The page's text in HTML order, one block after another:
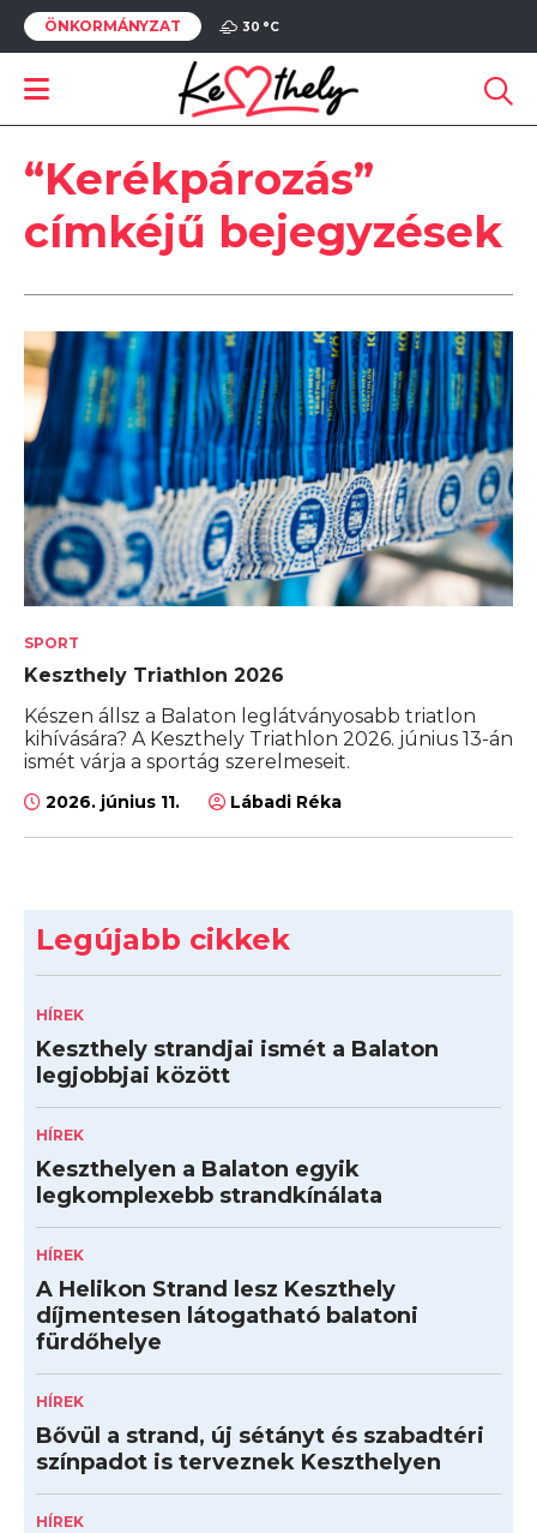
ÖNKORMÁNYZAT 30 °C
“Kerékpározás”
címkéjű bejegyzések
SPORT
Keszthely Triathlon 2026
Készen állsz a Balaton leglátványosabb triatlon
kihívására? A Keszthely Triathlon 2026. június 13-án
ismét várja a sportág szerelmeseit.
2026. június 11. Lábadi Réka
Legújabb cikkek
HÍREK
Keszthely strandjai ismét a Balaton
legjobbjai között
HÍREK
Keszthelyen a Balaton egyik
legkomplexebb strandkínálata
HÍREK
A Helikon Strand lesz Keszthely
díjmentesen látogatható balatoni
fürdőhelye
HÍREK
Bővül a strand, új sétányt és szabadtéri
színpadot is terveznek Keszthelyen
HÍREK